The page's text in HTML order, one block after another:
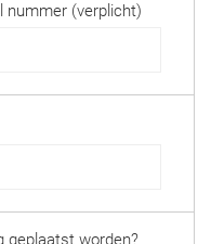
nummer (verplicht)
geplaatst worden?